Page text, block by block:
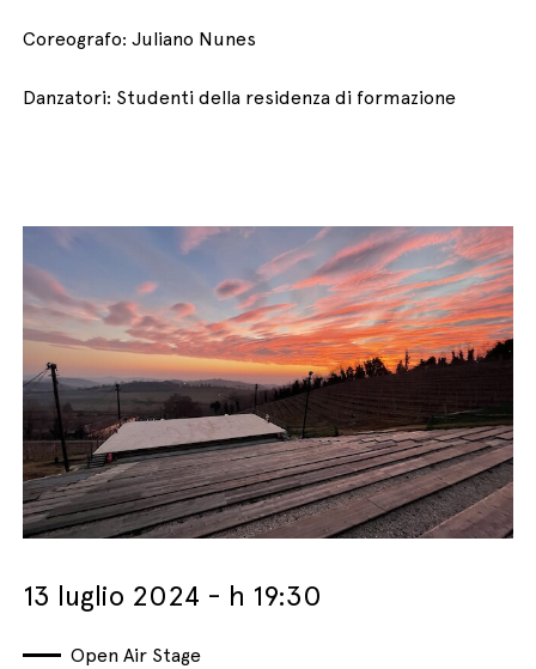
Coreografo: Juliano Nunes
Danzatori: Studenti della residenza di formazione
13 luglio 2024 - h 19:30
Open Air Stage